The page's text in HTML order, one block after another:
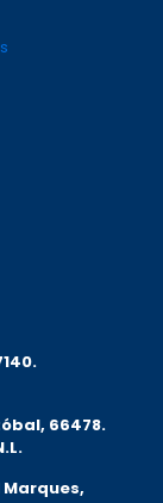
66478.
Marques,